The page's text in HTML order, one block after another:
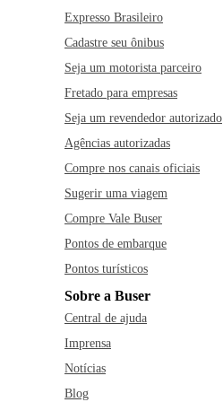
Expresso Brasileiro
Cadastre seu ônibus
Seja um motorista parceiro
Fretado para empresas
Seja um revendedor autorizado
Agências autorizadas
Compre nos canais oficiais
Sugerir uma viagem
Compre Vale Buser
Pontos de embarque
Pontos turísticos
Sobre a Buser
Central de ajuda
Imprensa
Notícias
Blog